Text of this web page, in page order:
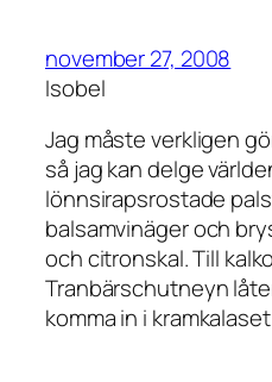
november 27, 2008
Isobel
Jag måste verkligen
så jag kan delge
lönnsirapsrostade
balsamvinäger och
och citronskal. Till
Tranbärschutneyn
komma in i